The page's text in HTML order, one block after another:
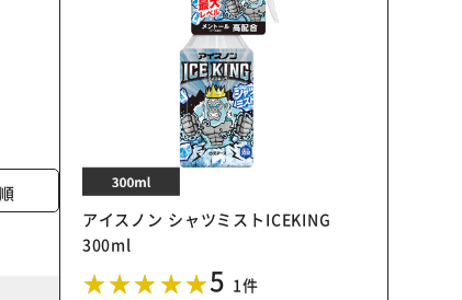
アイスノン シャツミストICEKING
300ml
5 1件